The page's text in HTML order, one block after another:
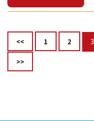
Berichten
paginering
<< Pagina
1 Pagina
2 3
>>